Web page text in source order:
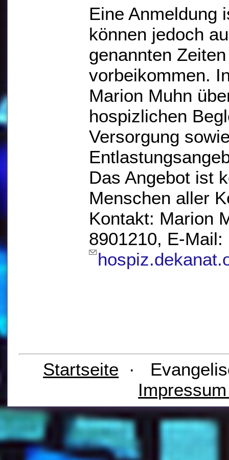
Eine Anmeldung
können jedoch
genannten
vorbeikommen.
Marion Muhn
hospizlichen
Versorgung
Das Angebot ist
Menschen aller
Kontakt: Marion
8901210, E-Mail:
Startseite ·